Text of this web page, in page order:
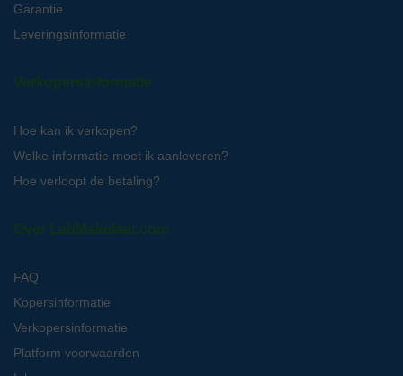
Garantie
Leveringsinformatie
Verkopersinformatie
Hoe kan ik verkopen?
Welke informatie moet ik aanleveren?
Hoe verloopt de betaling?
Over LabMakelaar.com
FAQ
Kopersinformatie
Verkopersinformatie
Platform voorwaarden